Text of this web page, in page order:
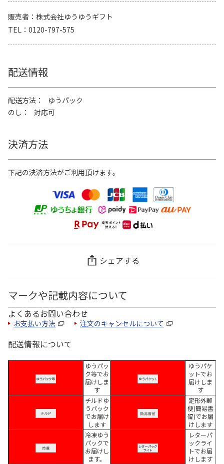
販売者
株式会社ゆうゆうギフト
TEL
0120-797-575
配送情報
配送方法
ゆうパック
のし
対応可
決済方法
下記の決済方法がご利用頂けます。
シェアする
マークや記載内容について
よくあるお問い合わせ
お支払い方法 注文のキャンセルについて
配送情報について
ゆうパッ
ク等でお
届けしま
す
ゆうパケ
ットでお
届けしま
す
チルドゆ
うパック
でお届け
します
定形外郵
便(簡易書
留)でお届
けします
冷凍ゆう
パックで
お届けし
ます。
レターパ
ックライ
トでお届
けします